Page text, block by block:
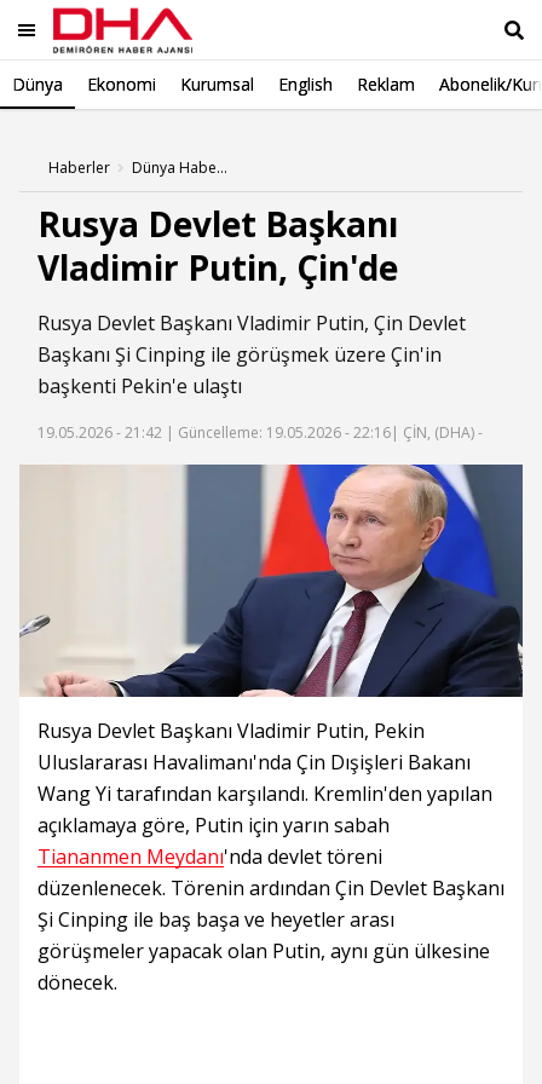
Dünya Ekonomi Kurumsal English Reklam Abonelik/
Haberler Dünya Haberleri
Rusya Devlet Başkanı
Vladimir Putin, Çin'de
Rusya Devlet Başkanı Vladimir Putin, Çin Devlet
Başkanı Şi Cinping ile görüşmek üzere Çin'in
başkenti Pekin'e ulaştı
19.05.2026 - 21:42 | Güncelleme: 19.05.2026 - 22:16| ÇİN, (DHA) -
Rusya Devlet Başkanı Vladimir Putin, Pekin
Uluslararası Havalimanı'nda Çin Dışişleri Bakanı
Wang Yi tarafından karşılandı. Kremlin'den yapılan
açıklamaya göre, Putin için yarın sabah
Tiananmen Meydanı'nda devlet töreni
düzenlenecek. Törenin ardından Çin Devlet Başkanı
Şi Cinping ile baş başa ve heyetler arası
görüşmeler yapacak olan Putin, aynı gün ülkesine
dönecek.